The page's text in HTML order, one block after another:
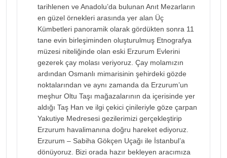
tarihlenen ve Anadolu’da bulunan Anıt Mezarların
en güzel örnekleri arasında yer alan Üç
Kümbetleri panoramik olarak gördükten sonra 11
tane evin birleşiminden oluşturulmuş Etnografya
müzesi niteliğinde olan eski Erzurum Evlerini
gezerek çay molası veriyoruz. Çay molamızın
ardından Osmanlı mimarisinin şehirdeki gözde
noktalarından ve aynı zamanda da Erzurum’un
meşhur Oltu Taşı mağazalarının da içerisinde yer
aldığı Taş Han ve ilgi çekici çinileriyle göze çarpan
Yakutiye Medresesi gezilerimizi gerçekleştirip
Erzurum havalimanına doğru hareket ediyoruz.
Erzurum – Sabiha Gökçen Uçağı ile İstanbul’a
dönüyoruz. Bizi orada hazır bekleyen aracımıza